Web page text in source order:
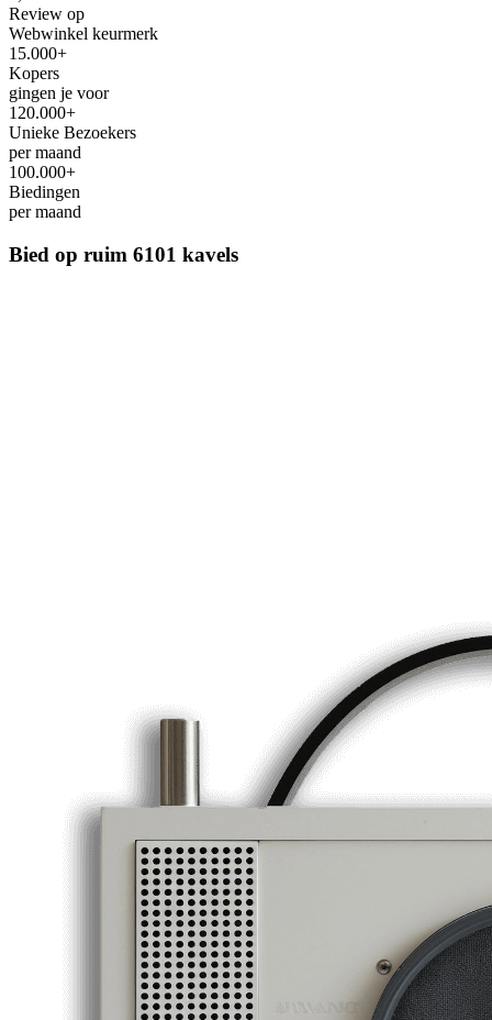
Review op
Webwinkel keurmerk
15.000+
Kopers
gingen je voor
120.000+
Unieke Bezoekers
per maand
100.000+
Biedingen
per maand
Bied op ruim 6101 kavels